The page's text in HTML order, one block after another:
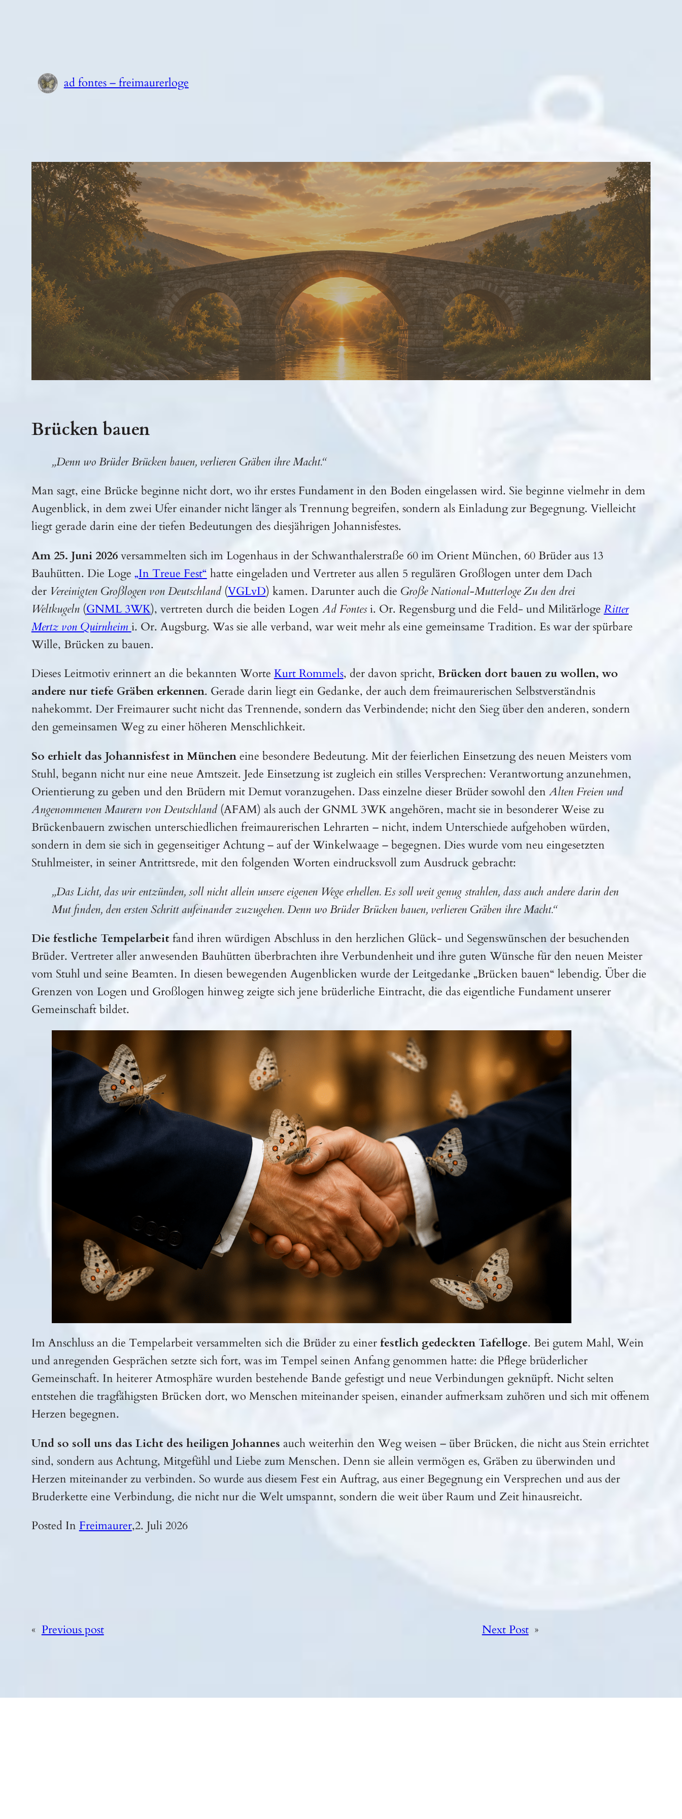
ad fontes – freimaurerloge
Brücken bauen
„Denn wo Brüder Brücken bauen, verlieren Gräben ihre Macht.“
Man sagt, eine Brücke beginne nicht dort, wo ihr erstes Fundament in den Boden eingelassen wird. Sie beginne vielmehr in dem
Augenblick, in dem zwei Ufer einander nicht länger als Trennung begreifen, sondern als Einladung zur Begegnung. Vielleicht
liegt gerade darin eine der tiefen Bedeutungen des diesjährigen Johannisfestes.
Am 25. Juni 2026versammelten sich im Logenhaus in der Schwanthalerstraße 60 im Orient München, 60 Brüder aus 13
Bauhütten. Die Loge „In Treue Fest“ hatte eingeladen und Vertreter aus allen 5 regulären Großlogen unter dem Dach
der Vereinigten Großlogen von Deutschland(VGLvD) kamen. Darunter auch die Große National-Mutterloge Zu den drei
Weltkugeln(GNML 3WK), vertreten durch die beiden Logen Ad Fontesi. Or. Regensburg und die Feld- und Militärloge Ritter
Mertz von Quirnheim i. Or. Augsburg. Was sie alle verband, war weit mehr als eine gemeinsame Tradition. Es war der spürbare
Wille, Brücken zu bauen.
Dieses Leitmotiv erinnert an die bekannten Worte Kurt Rommels, der davon spricht,Brücken dort bauen zu wollen, wo
andere nur tiefe Gräben erkennen. Gerade darin liegt ein Gedanke, der auch dem freimaurerischen Selbstverständnis
nahekommt. Der Freimaurer sucht nicht das Trennende, sondern das Verbindende; nicht den Sieg über den anderen, sondern
den gemeinsamen Weg zu einer höheren Menschlichkeit.
So erhielt das Johannisfest in Müncheneine besondere Bedeutung. Mit der feierlichen Einsetzung des neuen Meisters vom
Stuhl, begann nicht nur eine neue Amtszeit. Jede Einsetzung ist zugleich ein stilles Versprechen: Verantwortung anzunehmen,
Orientierung zu geben und den Brüdern mit Demut voranzugehen. Dass einzelne dieser Brüder sowohl den Alten Freien und
Angenommenen Maurern von Deutschland(AFAM) als auch der GNML 3WK angehören, macht sie in besonderer Weise zu
Brückenbauern zwischen unterschiedlichen freimaurerischen Lehrarten – nicht, indem Unterschiede aufgehoben würden,
sondern in dem sie sich in gegenseitiger Achtung – auf der Winkelwaage – begegnen. Dies wurde vom neu eingesetzten
Stuhlmeister, in seiner Antrittsrede, mit den folgenden Worten eindrucksvoll zum Ausdruck gebracht:
„Das Licht, das wir entzünden, soll nicht allein unsere eigenen Wege erhellen. Es soll weit genug strahlen, dass auch andere darin den
Mut finden, den ersten Schritt aufeinander zuzugehen. Denn wo Brüder Brücken bauen, verlieren Gräben ihre Macht.“
Die festliche Tempelarbeitfand ihren würdigen Abschluss in den herzlichen Glück- und Segenswünschen der besuchenden
Brüder. Vertreter aller anwesenden Bauhütten überbrachten ihre Verbundenheit und ihre guten Wünsche für den neuen Meister
vom Stuhl und seine Beamten. In diesen bewegenden Augenblicken wurde der Leitgedanke „Brücken bauen“ lebendig. Über die
Grenzen von Logen und Großlogen hinweg zeigte sich jene brüderliche Eintracht, die das eigentliche Fundament unserer
Gemeinschaft bildet.
Im Anschluss an die Tempelarbeit versammelten sich die Brüder zu einer festlich gedeckten Tafelloge. Bei gutem Mahl, Wein
und anregenden Gesprächen setzte sich fort, was im Tempel seinen Anfang genommen hatte: die Pflege brüderlicher
Gemeinschaft. In heiterer Atmosphäre wurden bestehende Bande gefestigt und neue Verbindungen geknüpft. Nicht selten
entstehen die tragfähigsten Brücken dort, wo Menschen miteinander speisen, einander aufmerksam zuhören und sich mit offenem
Herzen begegnen.
Und so soll uns das Licht des heiligen Johannes auch weiterhin den Weg weisen – über Brücken, die nicht aus Stein errichtet
sind, sondern aus Achtung, Mitgefühl und Liebe zum Menschen. Denn sie allein vermögen es, Gräben zu überwinden und
Herzen miteinander zu verbinden. So wurde aus diesem Fest ein Auftrag, aus einer Begegnung ein Versprechen und aus der
Bruderkette eine Verbindung, die nicht nur die Welt umspannt, sondern die weit über Raum und Zeit hinausreicht.
Posted In Freimaurer,2. Juli 2026
« Previous post Next Post »